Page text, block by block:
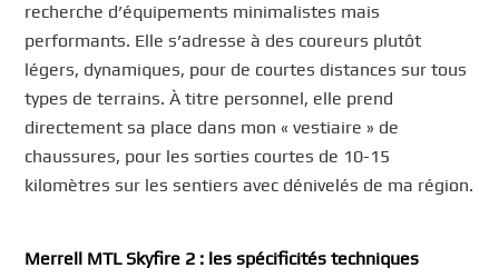
recherche d’équipements minimalistes mais
performants. Elle s’adresse à des coureurs plutôt
légers, dynamiques, pour de courtes distances sur tous
types de terrains. À titre personnel, elle prend
directement sa place dans mon « vestiaire » de
chaussures, pour les sorties courtes de 10-15
kilomètres sur les sentiers avec dénivelés de ma région.
Merrell MTL Skyfire 2 : les spécificités techniques